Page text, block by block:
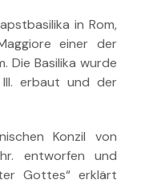
in Rom,
einer der
Die Basilika wurde
erbaut und der
Konzil von
entworfen und
Gottes“ erklärt